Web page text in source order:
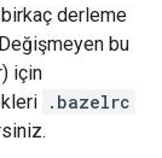
derleme
bu
için
.bazelrc